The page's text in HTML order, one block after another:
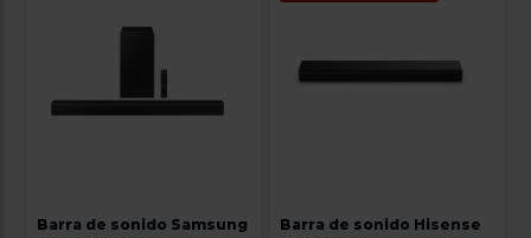
Barra de sonido Samsung
Barra de sonido Hisense